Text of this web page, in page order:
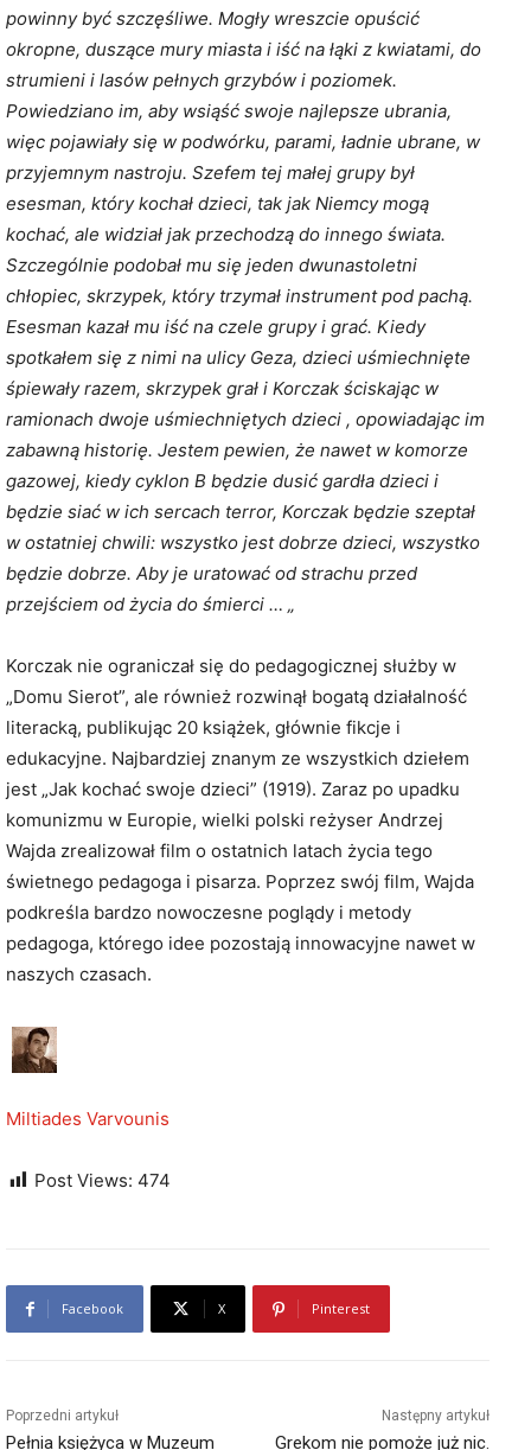
powinny być szczęśliwe. Mogły wreszcie opuścić
okropne, duszące mury miasta i iść na łąki z kwiatami, do
strumieni i lasów pełnych grzybów i poziomek.
Powiedziano im, aby wsiąść swoje najlepsze ubrania,
więc pojawiały się w podwórku, parami, ładnie ubrane, w
przyjemnym nastroju. Szefem tej małej grupy był
esesman, który kochał dzieci, tak jak Niemcy mogą
kochać, ale widział jak przechodzą do innego świata.
Szczególnie podobał mu się jeden dwunastoletni
chłopiec, skrzypek, który trzymał instrument pod pachą.
Esesman kazał mu iść na czele grupy i grać. Kiedy
spotkałem się z nimi na ulicy Geza, dzieci uśmiechnięte
śpiewały razem, skrzypek grał i Korczak ściskając w
ramionach dwoje uśmiechniętych dzieci , opowiadając im
zabawną historię. Jestem pewien, że nawet w komorze
gazowej, kiedy cyklon B będzie dusić gardła dzieci i
będzie siać w ich sercach terror, Korczak będzie szeptał
w ostatniej chwili: wszystko jest dobrze dzieci, wszystko
będzie dobrze. Aby je uratować od strachu przed
przejściem od życia do śmierci … „
Korczak nie ograniczał się do pedagogicznej służby w
„Domu Sierot”, ale również rozwinął bogatą działalność
literacką, publikując 20 książek, głównie fikcje i
edukacyjne. Najbardziej znanym ze wszystkich dziełem
jest „Jak kochać swoje dzieci” (1919). Zaraz po upadku
komunizmu w Europie, wielki polski reżyser Andrzej
Wajda zrealizował film o ostatnich latach życia tego
świetnego pedagoga i pisarza. Poprzez swój film, Wajda
podkreśla bardzo nowoczesne poglądy i metody
pedagoga, którego idee pozostają innowacyjne nawet w
naszych czasach.
Miltiades Varvounis
Post Views: 474
Facebook X Pinterest
Poprzedni artykuł
Pełnia księżyca w Muzeum
Następny artykuł
Grekom nie pomoże już nic.